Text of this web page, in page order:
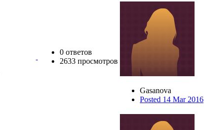
0 ответов
2633 просмотров
Gasanova
Posted 14 Mar 2016